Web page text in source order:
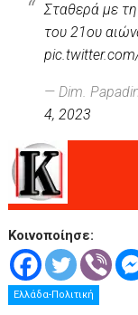
Σταθερά με
του 21ου
— Dim.
4, 2023
Κοινοποίησε:
Ελλάδα-Πολιτική